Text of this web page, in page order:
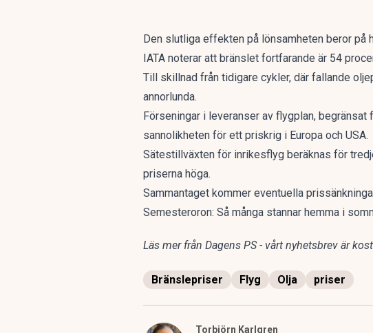
Den slutliga effekten på lönsamheten beror på
IATA noterar att bränslet fortfarande är 54
Till skillnad från tidigare cykler, där fallande
annorlunda.
Förseningar i leveranser av flygplan,
sannolikheten för ett priskrig i Europa och USA.
Sätestillväxten för inrikesflyg beräknas för
priserna höga.
Sammantaget kommer eventuella
Semesteroron: Så många stannar hemma i
Läs mer från Dagens PS - vårt nyhetsbrev är
Bränslepriser Flyg Olja priser
Torbjörn Karlgren